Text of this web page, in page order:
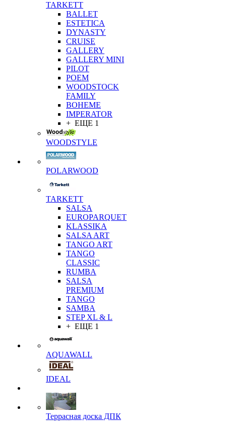
TARKETT
BALLET
ESTETICA
DYNASTY
CRUISE
GALLERY
GALLERY MINI
PILOT
POEM
WOODSTOCK
FAMILY
BOHEME
IMPERATOR
+ ЕЩЕ 1
WOODSTYLE
POLARWOOD
TARKETT
SALSA
EUROPARQUET
KLASSIKA
SALSA ART
TANGO ART
TANGO
CLASSIC
RUMBA
SALSA
PREMIUM
TANGO
SAMBA
STEP XL & L
+ ЕЩЕ 1
AQUAWALL
IDEAL
Террасная доска ДПК